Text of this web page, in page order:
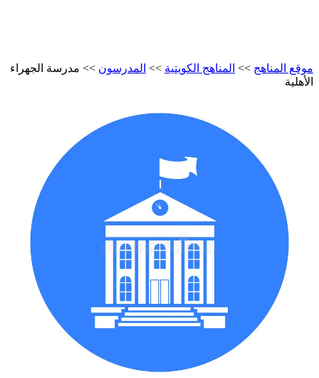
موقع المناهج >> المناهج الكويتية >> المدرسون >> مدرسة الجهراء
الأهلية